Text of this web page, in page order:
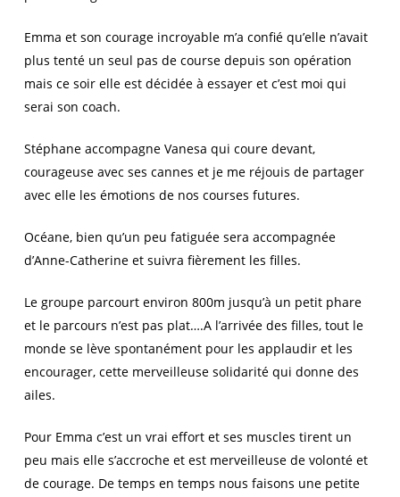
Emma et son courage incroyable m’a confié qu’elle n’avait
plus tenté un seul pas de course depuis son opération
mais ce soir elle est décidée à essayer et c’est moi qui
serai son coach.
Stéphane accompagne Vanesa qui coure devant,
courageuse avec ses cannes et je me réjouis de partager
avec elle les émotions de nos courses futures.
Océane, bien qu’un peu fatiguée sera accompagnée
d’Anne-Catherine et suivra fièrement les filles.
Le groupe parcourt environ 800m jusqu’à un petit phare
et le parcours n’est pas plat….A l’arrivée des filles, tout le
monde se lève spontanément pour les applaudir et les
encourager, cette merveilleuse solidarité qui donne des
ailes.
Pour Emma c’est un vrai effort et ses muscles tirent un
peu mais elle s’accroche et est merveilleuse de volonté et
de courage. De temps en temps nous faisons une petite